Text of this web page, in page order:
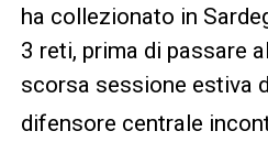
ha collezionato in
3 reti, prima di passare al
scorsa sessione estiva
difensore centrale